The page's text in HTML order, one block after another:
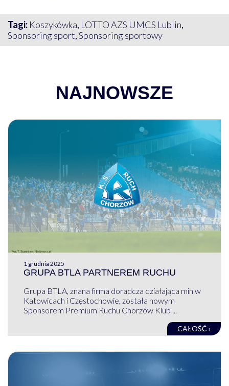
Tagi: Koszykówka, LOTTO AZS UMCS Lublin,
Sponsoring sport,Sponsoring sportowy
NAJNOWSZE
1 grudnia 2025
GRUPA BTLA PARTNEREM RUCHU
Grupa BTLA, znana firma doradcza działająca min w
Katowicach i Częstochowie, została nowym
Sponsorem Premium Ruchu Chorzów Klub ...
CAŁOŚĆ ›